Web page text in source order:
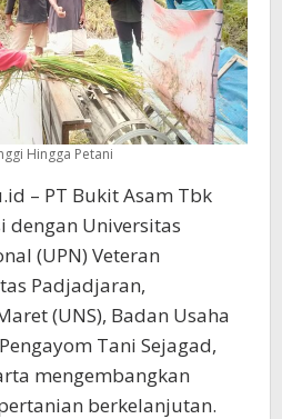
Hingga Petani
– PT Bukit Asam Tbk
dengan Universitas
(UPN) Veteran
Padjadjaran,
(UNS), Badan Usaha
Tani Sejagad,
mengembangkan
berkelanjutan.